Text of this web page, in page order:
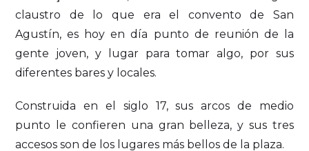
claustro de lo que era el convento de San
Agustín, es hoy en día punto de reunión de la
gente joven, y lugar para tomar algo, por sus
diferentes bares y locales.
Construida en el siglo 17, sus arcos de medio
punto le confieren una gran belleza, y sus tres
accesos son de los lugares más bellos de la plaza.